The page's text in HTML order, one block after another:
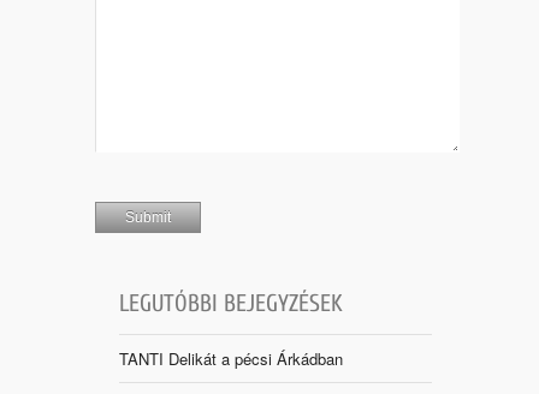
LEGUTÓBBI BEJEGYZÉSEK
TANTI Delikát a pécsi Árkádban